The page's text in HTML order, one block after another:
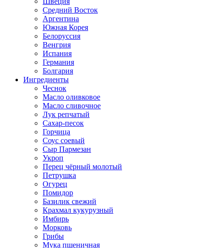
Средний Восток
Аргентина
Южная Корея
Белоруссия
Венгрия
Испания
Германия
Болгария
Ингредиенты
Чеснок
Масло оливковое
Масло сливочное
Лук репчатый
Сахар-песок
Горчица
Соус соевый
Сыр Пармезан
Укроп
Перец чёрный молотый
Петрушка
Огурец
Помидор
Базилик свежий
Крахмал кукурузный
Имбирь
Морковь
Грибы
Мука пшеничная